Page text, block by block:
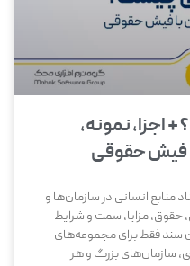
نمونه،
فیش حقوقی
انسانی در سازمان‌ها و
مزایا، سمت و شرایط
سند فقط برای مجموعه‌های
سازمان‌های بزرگ و هر